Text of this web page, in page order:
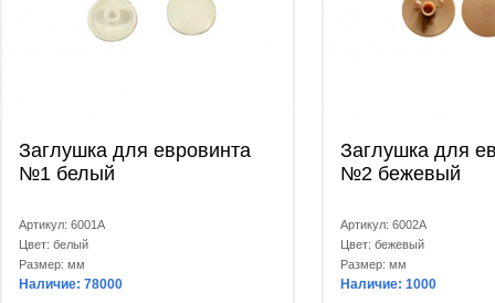
Заглушка для евровинта
№1 белый
Артикул: 6001А
Цвет: белый
Размер: мм
Наличие: 78000
Заглушка для
№2 бежевый
Артикул: 6002А
Цвет: бежевый
Размер: мм
Наличие: 1000